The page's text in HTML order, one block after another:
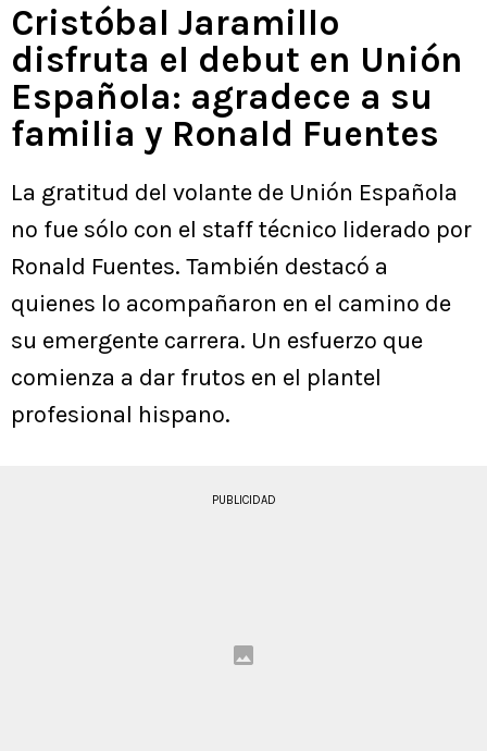
Cristóbal Jaramillo
disfruta el debut en Unión
Española: agradece a su
familia y Ronald Fuentes
La gratitud del volante de Unión Española
no fue sólo con el staff técnico liderado por
Ronald Fuentes. También destacó a
quienes lo acompañaron en el camino de
su emergente carrera. Un esfuerzo que
comienza a dar frutos en el plantel
profesional hispano.
PUBLICIDAD